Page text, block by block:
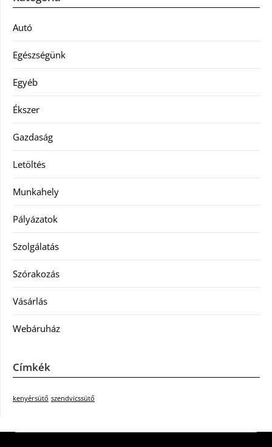
Autó
Egészségünk
Egyéb
Ékszer
Gazdaság
Letöltés
Munkahely
Pályázatok
Szolgálatás
Szórakozás
Vásárlás
Webáruház
Címkék
kenyérsütő szendvicssütő